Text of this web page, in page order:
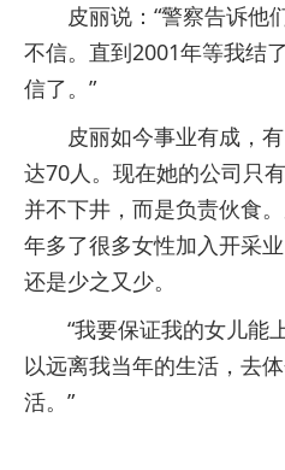
皮丽说：“警察告诉他
不信。直到2001年等我结
信了。”
皮丽如今事业有成，有
达70人。现在她的公司只
并不下井，而是负责伙食
年多了很多女性加入开采
还是少之又少。
“我要保证我的女儿能
以远离我当年的生活，去
活。”